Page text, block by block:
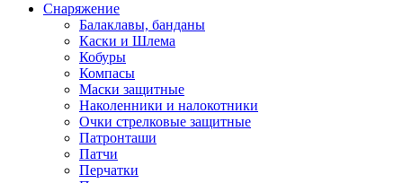
Снаряжение
Балаклавы, банданы
Каски и Шлема
Кобуры
Компасы
Маски защитные
Наколенники и налокотники
Очки стрелковые защитные
Патронташи
Патчи
Перчатки